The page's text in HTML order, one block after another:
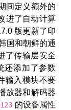
间定义额外的
进了自动计算
版更新了印
国和朝鲜的通
了传输层安全
还添加了参数
输入模块不要
放器和解码器
的设备属性